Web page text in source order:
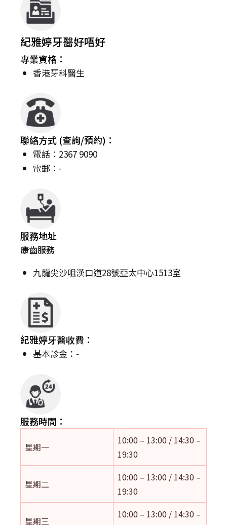
紀雅婷牙醫好唔好
專業資格：
香港牙科醫生
聯絡方式 (查詢/預約)：
電話：2367 9090
電郵：-
服務地址
康齒服務
九龍尖沙咀漢口道28號亞太中心1513室
紀雅婷牙醫收費：
基本診金：-
服務時間：
星期一
10:00 – 13:00 / 14:30 –
19:30
星期二
10:00 – 13:00 / 14:30 –
19:30
星期三
10:00 – 13:00 / 14:30 –